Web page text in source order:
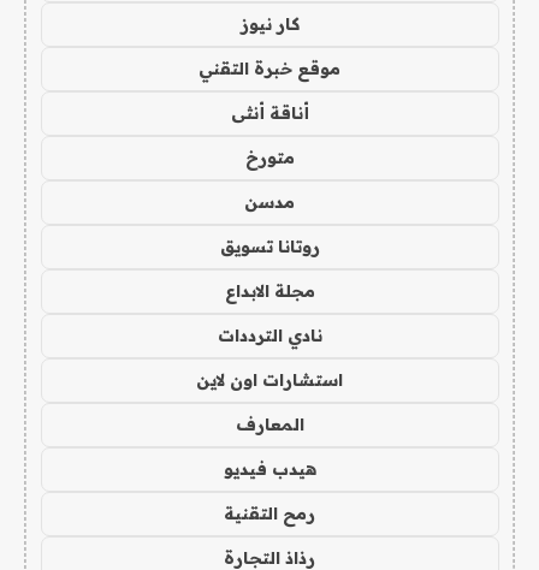
كار نيوز
موقع خبرة التقني
أناقة أنثى
متورخ
مدسن
روتانا تسويق
مجلة الابداع
نادي الترددات
استشارات اون لاين
المعارف
هيدب فيديو
رمح التقنية
رذاذ التجارة